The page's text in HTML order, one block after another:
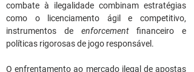
combate à ilegalidade combinam estratégias
como o licenciamento ágil e competitivo,
instrumentos de enforcement financeiro e
políticas rigorosas de jogo responsável.
O enfrentamento ao mercado ilegal de apostas